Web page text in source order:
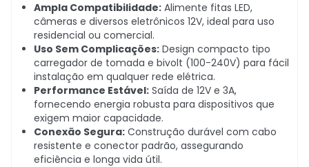
Ampla Compatibilidade: Alimente fitas LED,
câmeras e diversos eletrônicos 12V, ideal para uso
residencial ou comercial.
Uso Sem Complicações: Design compacto tipo
carregador de tomada e bivolt (100-240V) para fácil
instalação em qualquer rede elétrica.
Performance Estável: Saída de 12V e 3A,
fornecendo energia robusta para dispositivos que
exigem maior capacidade.
Conexão Segura: Construção durável com cabo
resistente e conector padrão, assegurando
eficiência e longa vida útil.